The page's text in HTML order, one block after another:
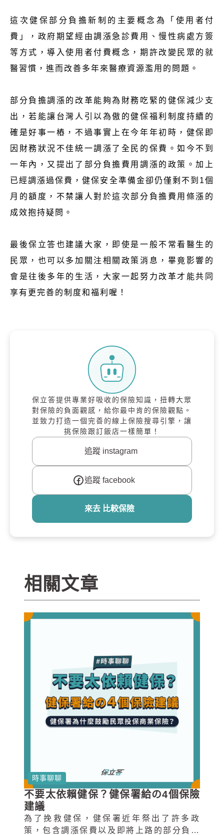
這次健保部分負擔新制的主要概念為「使用者付
費」，政府期望經由調漲急診費用、慢性病處方簽
等方式，導入使用者付費概念，期許改變民眾的就
醫習慣，進而改善多年來醫療資源濫用的問題。
部分負擔調漲的改革能夠為財務吃緊的健保減少支
出，若能讓台灣人引以為傲的健保福利制度持續的
確是好事一樁，不過事實上在今年年初時，健保即
因財務狀況不佳統一調漲了全民的保費。如今不到
一年內，又提出了部分負擔費用調漲的政策。加上
已經調漲過保費，健保安全準備金卻仍僅剩不到1個
月的額度，不禁讓人對於這次部分負擔費用條漲的
成效抱持疑問。
最後保立答也建議大家，即使是一般不常看醫生的
民眾，也可以多加關注相關政策消息，畢竟影響的
會是往後多年的生活，大家一起努力改革才能共同
享有更完善的制度和福利喔！
保立答提供專業好吸收的保險知識，扭轉大眾
對保險的負面觀感，給你最中肯的保險觀點。
並致力打造一個完善的線上保險搜尋引擎，讓
挑保險跟訂飯店一樣簡單！
追蹤 instagram
追蹤 facebook
來去 比較保險
相關文章
時事聊聊
不要太依賴健保？健保署給の4個保險
建議
為了挽救健保，健保署近年祭出了許多政
策，包含調漲保費以及即將上路的部分負擔